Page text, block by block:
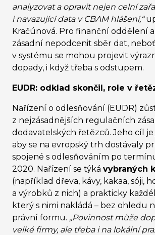
analyzovat a opravit nejen celní
i navazující data v CBAM hlášení,“
Kračúnová. Pro finanční oddělení
zásadní nepodcenit sběr dat,
v systému se mohou projevit
dopady, i když třeba s odstupem.
EUDR: odklad skončil, role v
Nařízení o odlesňování (EUDR)
z nejzásadnějších regulačních
dodavatelských řetězců. Jeho cíl je
aby se na evropský trh dostávaly
spojené s odlesňováním po
2020. Nařízení se týká vybraných
(například dřeva, kávy, kakaa, sóji,
a výrobků z nich) a prakticky
který s nimi nakládá – bez ohledu
právní formu. „Povinnost může
velké firmy, ale třeba i na lokální